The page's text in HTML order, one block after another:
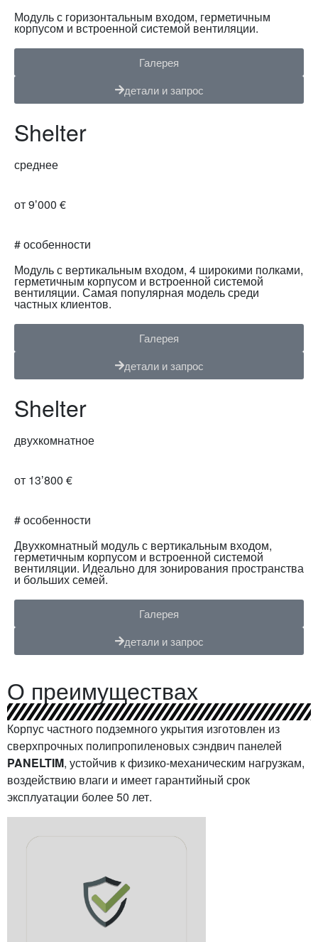
Модуль с горизонтальным входом, герметичным
корпусом и встроенной системой вентиляции.
Галерея
детали и запрос
Shelter
среднее
от 9ʼ000 €
# особенности
Модуль с вертикальным входом, 4 широкими полками,
герметичным корпусом и встроенной системой
вентиляции. Самая популярная модель среди
частных клиентов.
Галерея
детали и запрос
Shelter
двухкомнатное
от 13ʼ800 €
# особенности
Двухкомнатный модуль с вертикальным входом,
герметичным корпусом и встроенной системой
вентиляции. Идеально для зонирования пространства
и больших семей.
Галерея
детали и запрос
О преимуществах
Корпус частного подземного укрытия изготовлен из
сверхпрочных полипропиленовых сэндвич панелей
PANELTIM, устойчив к физико-механическим нагрузкам,
воздействию влаги и имеет гарантийный срок
эксплуатации более 50 лет.